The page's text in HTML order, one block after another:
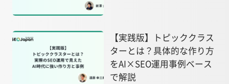
【実践版】トピッククラス
ターとは？具体的な作り方
をAI×SEO運用事例ベース
で解説